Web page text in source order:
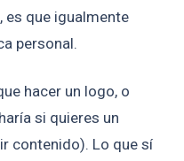
es que igualmente
personal.
hacer un logo, o
si quieres un
contenido). Lo que sí